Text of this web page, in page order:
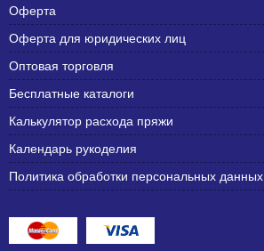
Оферта
Оферта для юридических лиц
Оптовая торговля
Бесплатные каталоги
Калькулятор расхода пряжи
Календарь рукоделия
Политика обработки персональных данных